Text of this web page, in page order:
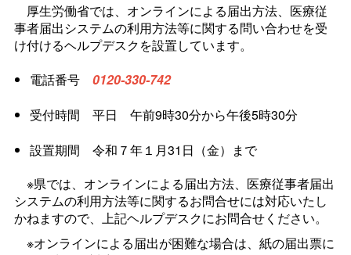
厚生労働省では、オンラインによる届出方法、医療従
事者届出システムの利用方法等に関する問い合わせを受
け付けるヘルプデスクを設置しています。
電話番号 0120-330-742
受付時間 平日 午前9時30分から午後5時30分
設置期間 令和７年１月31日（金）まで
※県では、オンラインによる届出方法、医療従事者届出
システムの利用方法等に関するお問合せには対応いたし
かねますので、上記ヘルプデスクにお問合せください。
※オンラインによる届出が困難な場合は、紙の届出票に